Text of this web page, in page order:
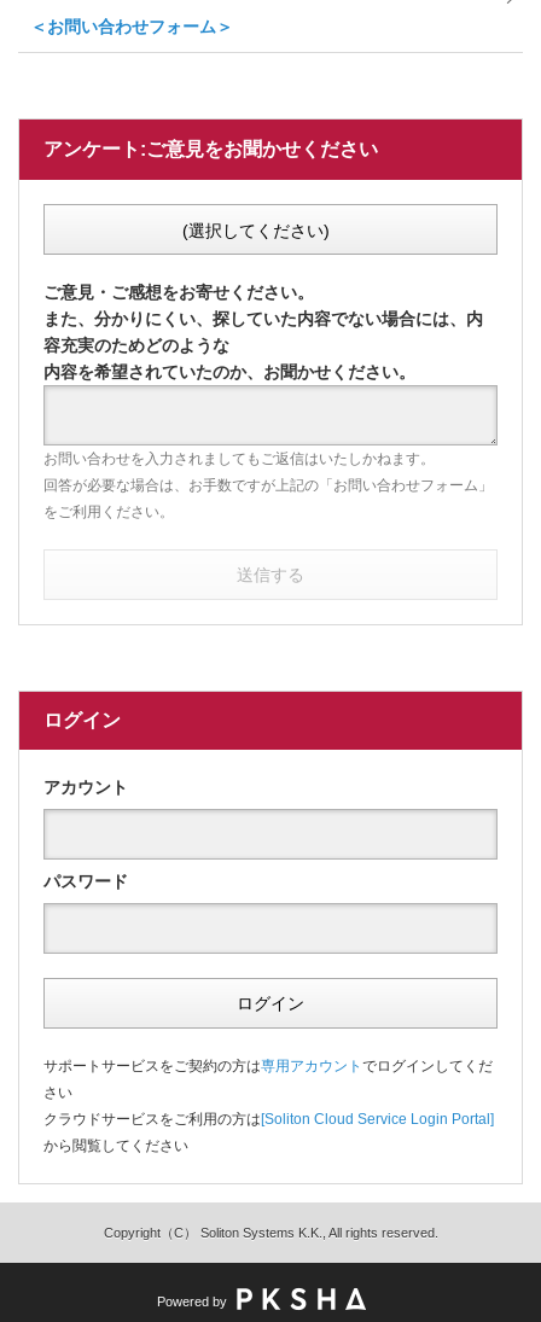
＜お問い合わせフォーム＞
アンケート:ご意見をお聞かせください
(選択してください)
ご意見・ご感想をお寄せください。
また、分かりにくい、探していた内容でない場合には、内
容充実のためどのような
内容を希望されていたのか、お聞かせください。
お問い合わせを入力されましてもご返信はいたしかねます。
回答が必要な場合は、お手数ですが上記の「お問い合わせフォーム」
をご利用ください。
送信する
ログイン
アカウント
パスワード
ログイン
サポートサービスをご契約の方は専用アカウント でログインしてくだ
さい
クラウドサービスをご利用の方は[Soliton Cloud Service Login Portal]
から閲覧してください
Copyright（C） Soliton Systems K.K., All rights reserved.
Powered by